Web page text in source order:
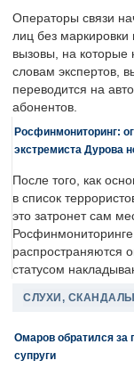
Операторы связи
лиц без
вызовы, на которые
словам экспертов,
переводится на
абонентов.
Росфинмониторинг:
экстремиста Дурова
После того, как
в список
это затронет сам
распространяются
статусом
СЛУХИ,
Омаров обратился за
супруги